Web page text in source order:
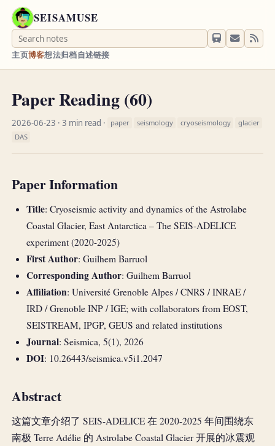
SEISAMUSE
主页博客想法归档自述链接
Paper Reading (60)
2026-06-23 · 3 min read · paper seismology cryoseismology
glacier
DAS
Paper Information
Title: Cryoseismic activity and dynamics of the Astrolabe
Coastal Glacier, East Antarctica – The SEIS-ADELICE
experiment (2020-2025)
First Author: Guilhem Barruol
Corresponding Author: Guilhem Barruol
Affiliation: Université Grenoble Alpes / CNRS / INRAE /
IRD / Grenoble INP / IGE; with collaborators from EOST,
SEISTREAM, IPGP, GEUS and related institutions
Journal: Seismica, 5(1), 2026
DOI: 10.26443/seismica.v5i1.2047
Abstract
这篇文章介绍了 SEIS-ADELICE 在 2020-2025 年间围绕东
南极 Terre Adélie 的 Astrolabe Coastal Glacier 开展的冰震观